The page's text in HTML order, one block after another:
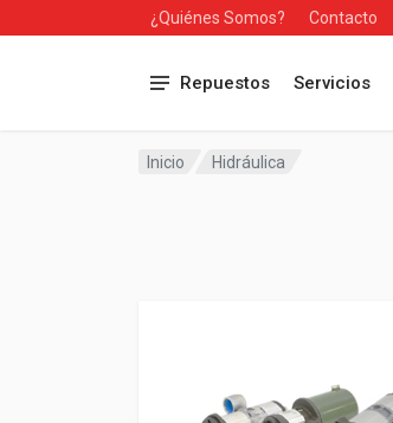
¿Quiénes Somos? Contacto
Repuestos Servicios
Inicio Hidráulica